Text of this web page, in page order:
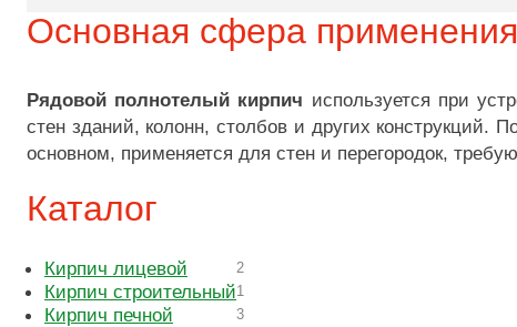
Основная сфера применения
Рядовой полнотелый кирпич используется при
стен зданий, колонн, столбов и других
основном, применяется для стен и перегородок,
Каталог
Кирпич лицевой 2
Кирпич строительный1
Кирпич печной 3